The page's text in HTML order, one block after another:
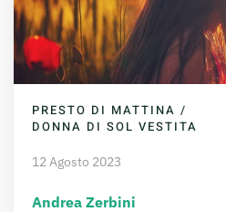
PRESTO DI MATTINA /
DONNA DI SOL VESTITA
12 Agosto 2023
Andrea Zerbini